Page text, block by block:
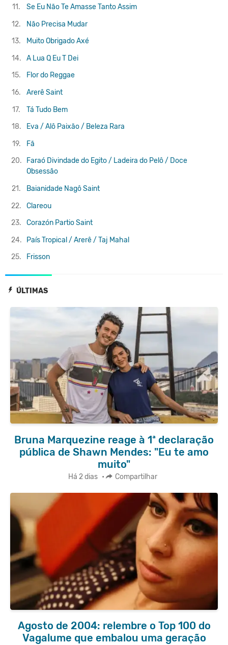
ÚLTIMAS
Bruna Marquezine reage à 1ª declaração
pública de Shawn Mendes: "Eu te amo
muito"
Há 2 dias • Compartilhar
Agosto de 2004: relembre o Top 100 do
Vagalume que embalou uma geração
11.
Se Eu Não Te Amasse Tanto Assim
12.
Não Precisa Mudar
13.
Muito Obrigado Axé
14.
A Lua Q Eu T Dei
15.
Flor do Reggae
16.
ArerêSaint
17.
Tá Tudo Bem
18.
Eva / Alô Paixão / Beleza Rara
19.
Fã
20.
Faraó Divindade do Egito / Ladeira do Pelô / Doce
Obsessão
21.
Baianidade NagôSaint
22.
Clareou
23.
Corazón PartioSaint
24.
País Tropical / Arerê / Taj Mahal
25.
Frisson